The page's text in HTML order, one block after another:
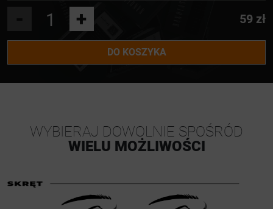
+ 59 zł
DO KOSZYKA
WYBIERAJ DOWOLNIE SPOŚRÓD
WIELU MOŻLIWOŚCI